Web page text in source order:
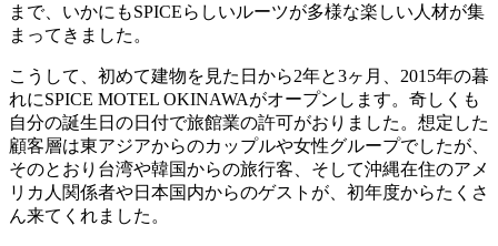
まで、いかにもSPICEらしいルーツが多様な楽しい人材が集
まってきました。
こうして、初めて建物を見た日から2年と3ヶ月、2015年の暮
れにSPICE MOTEL OKINAWAがオープンします。奇しくも
自分の誕生日の日付で旅館業の許可がおりました。想定した
顧客層は東アジアからのカップルや女性グループでしたが、
そのとおり台湾や韓国からの旅行客、そして沖縄在住のアメ
リカ人関係者や日本国内からのゲストが、初年度からたくさ
ん来てくれました。